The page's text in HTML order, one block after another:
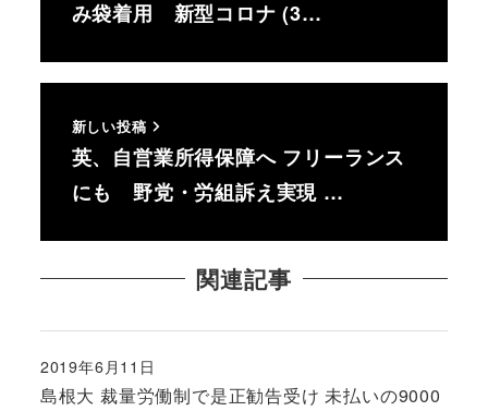
み袋着用 新型コロナ (3…
新しい投稿
英、自営業所得保障へ フリーランス
にも 野党・労組訴え実現 …
関連記事
島根大 裁量労働制で是正勧告受け 未払いの9000
投稿日
2019年6月11日